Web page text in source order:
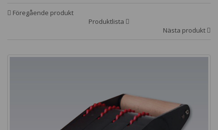
Föregående produkt
Produktlista
Nästa produkt